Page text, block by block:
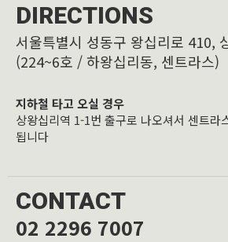
DIRECTIONS
서울특별시 성동구 왕십리로 410,
(224~6호 / 하왕십리동, 센트라스)
지하철 타고 오실 경우
상왕십리역 1-1번 출구로 나오셔서 센트라
됩니다
CONTACT
02 2296 7007